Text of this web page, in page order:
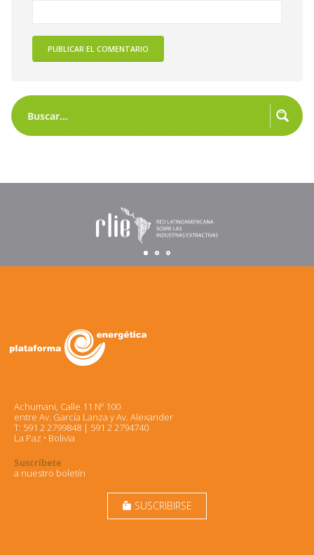
Achumani, Calle 11 Nº 100
entre Av. García Lanza y Av. Alexander
T: 591 2 2799848 | 591 2 2794740
La Paz • Bolivia
Suscríbete
a nuestro boletín
markunread_mailbox SUSCRIBIRSE